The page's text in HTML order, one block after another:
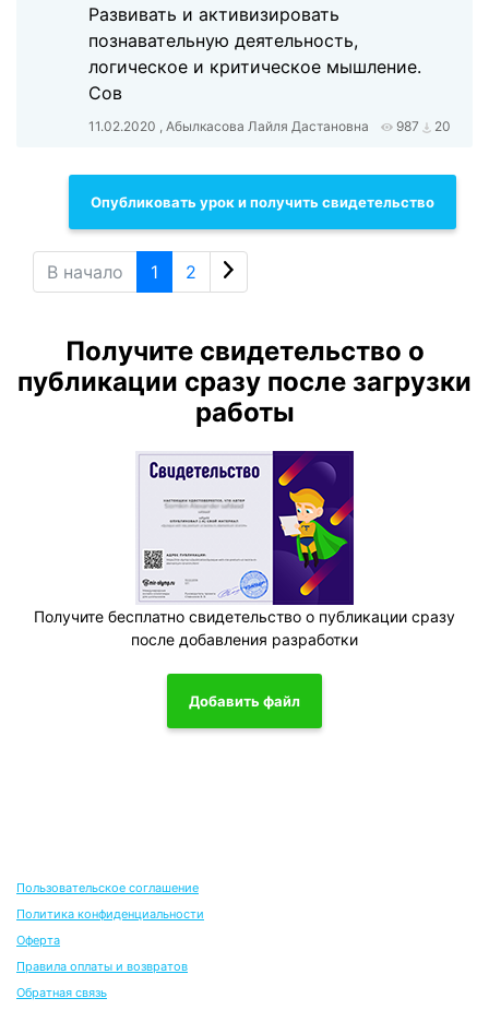
Развивать и активизировать
познавательную деятельность,
логическое и критическое мышление.
Сов
11.02.2020 , Абылкасова Лайля Дастановна 987 20
Опубликовать урок и получить свидетельство
В начало 1 2
Получите свидетельство о
публикации сразу после загрузки
работы
Получите бесплатно свидетельство о публикации сразу
после добавления разработки
Добавить файл
Пользовательское соглашение
Политика конфиденциальности
Оферта
Правила оплаты и возвратов
Обратная связь